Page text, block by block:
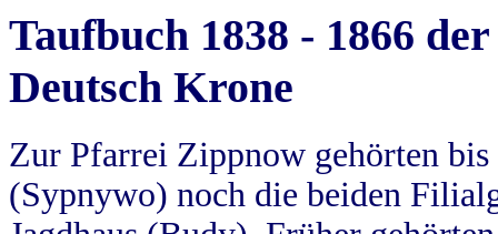
Taufbuch 1838 - 1866
Deutsch Krone
Zur Pfarrei Zippnow gehörten
(Sypnywo) noch die beiden